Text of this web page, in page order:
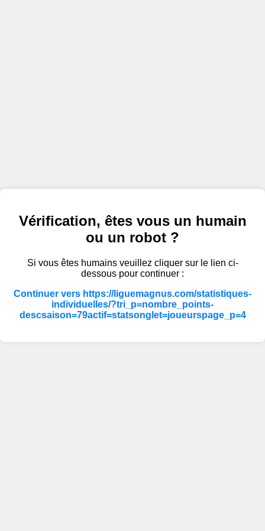
Vérification, êtes vous un humain
ou un robot ?
Si vous êtes humains veuillez cliquer sur le lien ci-
dessous pour continuer :
Continuer vers https://liguemagnus.com/statistiques-
individuelles/?tri_p=nombre_points-
descsaison=79actif=statsonglet=joueurspage_p=4